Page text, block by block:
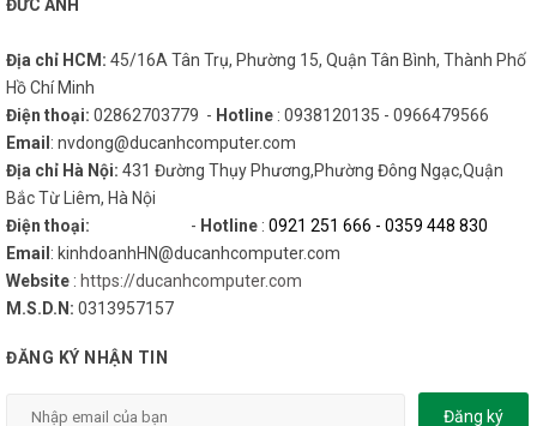
ĐỨC ANH
Địa chỉ HCM: 45/16A Tân Trụ, Phường 15, Quận Tân Bình, Thành Phố
Hồ Chí Minh
Điện thoại: 02862703779 - Hotline : 0938120135 - 0966479566
Email : nvdong@ducanhcomputer.com
Địa chỉ Hà Nội: 431 Đường Thụy Phương,Phường Đông Ngạc,Quận
Bắc Từ Liêm, Hà Nội
Điện thoại: - Hotline : 0921 251 666 - 0359 448 830
Email : kinhdoanhHN@ducanhcomputer.com
Website : https://ducanhcomputer.com
M.S.D.N: 0313957157
ĐĂNG KÝ NHẬN TIN
Đăng ký